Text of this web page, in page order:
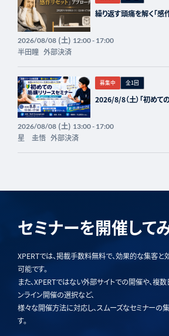
繰り返す頭痛を解く「感
2026/08/08(土) 12:00 - 17:00
半田瞳 外部決済
募集中 全1回
2026/8/8（土）「初めて
2026/08/08(土) 13:00 - 17:00
星 圭悟 外部決済
セミナーを開催して
XPERTでは、掲載手数料無料で、効果的な集客
可能です。
また、XPERTではない外部サイトでの開催や、複
ンライン開催の選択など、
様々な開催方法に対応し、スムーズなセミナーの
す。